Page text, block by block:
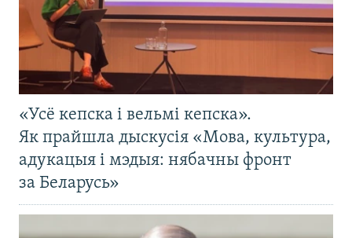
«Усё кепска і вельмі кепска».
Як прайшла дыскусія «Мова, культура,
адукацыя і мэдыя: нябачны фронт
за Беларусь»